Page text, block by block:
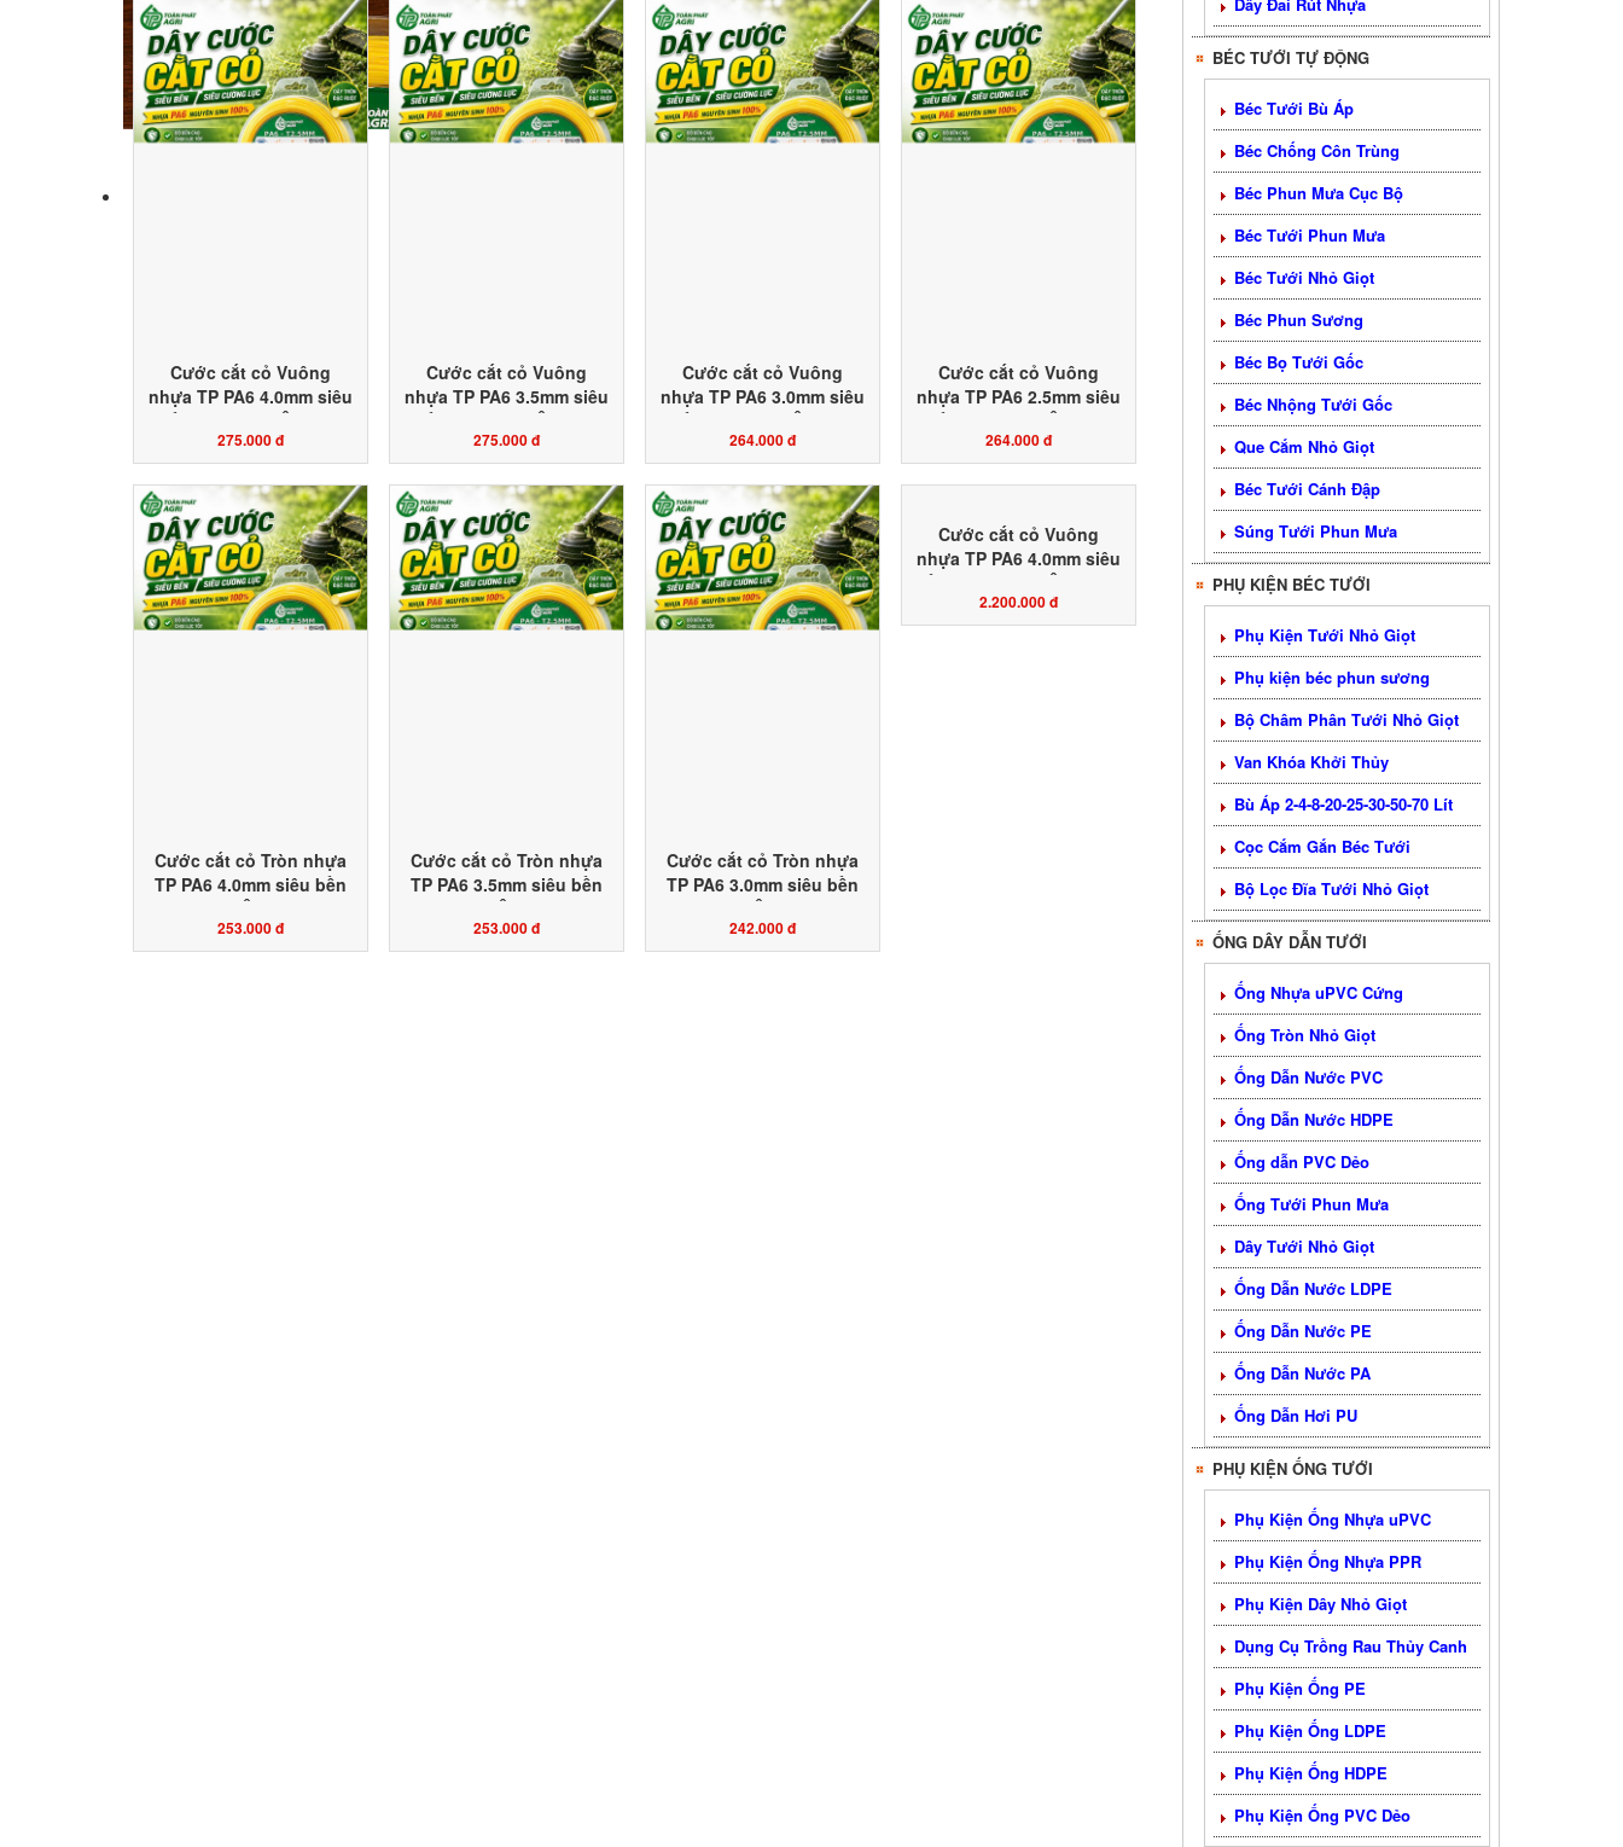
Cước cắt cỏ Vuông
nhựa TP PA6 4.0mm siêu
bền đặt ruột HỘP 1KG
màu vàng chanh công ty
sản xuất Toàn Phát Agri
275.000 đ
Cước cắt cỏ Vuông
nhựa TP PA6 3.5mm siêu
bền đặt ruột HỘP 1KG
màu vàng chanh công ty
sản xuất Toàn Phát Agri
275.000 đ
Cước cắt cỏ Vuông
nhựa TP PA6 3.0mm siêu
bền đặt ruột HỘP 1KG
màu vàng chanh công ty
sản xuất Toàn Phát Agri
264.000 đ
Cước cắt cỏ Vuông
nhựa TP PA6 2.5mm siêu
bền đặt ruột HỘP 1KG
màu vàng chanh công ty
sản xuất Toàn Phát Agri
264.000 đ
Cước cắt cỏ Tròn nhựa
TP PA6 4.0mm siêu bền
đặt ruột HỘP 1KG màu
vàng chanh công ty sản
xuất Toàn Phát Agri
253.000 đ
Cước cắt cỏ Tròn nhựa
TP PA6 3.5mm siêu bền
đặt ruột HỘP 1KG màu
vàng chanh công ty sản
xuất Toàn Phát Agri
253.000 đ
Cước cắt cỏ Tròn nhựa
TP PA6 3.0mm siêu bền
đặt ruột HỘP 1KG màu
vàng chanh công ty sản
xuất Toàn Phát Agri
242.000 đ
Cước cắt cỏ Vuông
nhựa TP PA6 4.0mm siêu
bền đặt ruột CUỘN 500M
màu vàng chanh công ty
sản xuất Toàn Phát Agri
2.200.000 đ
BÉC TƯỚI TỰ ĐỘNG
Béc Tưới Bù Áp
Béc Chống Côn Trùng
Béc Phun Mưa Cục Bộ
Béc Tưới Phun Mưa
Béc Tưới Nhỏ Giọt
Béc Phun Sương
Béc Bọ Tưới Gốc
Béc Nhộng Tưới Gốc
Que Cắm Nhỏ Giọt
Béc Tưới Cánh Đập
Súng Tưới Phun Mưa
PHỤ KIỆN BÉC TƯỚI
Phụ Kiện Tưới Nhỏ Giọt
Phụ kiện béc phun sương
Bộ Châm Phân Tưới Nhỏ Giọt
Van Khóa Khởi Thủy
Bù Áp 2-4-8-20-25-30-50-70 Lít
Cọc Cắm Gắn Béc Tưới
Bộ Lọc Đĩa Tưới Nhỏ Giọt
ỐNG DÂY DẪN TƯỚI
Ống Nhựa uPVC Cứng
Ống Tròn Nhỏ Giọt
Ống Dẫn Nước PVC
Ống Dẫn Nước HDPE
Ống dẫn PVC Dẻo
Ống Tưới Phun Mưa
Dây Tưới Nhỏ Giọt
Ống Dẫn Nước LDPE
Ống Dẫn Nước PE
Ống Dẫn Nước PA
Ống Dẫn Hơi PU
PHỤ KIỆN ỐNG TƯỚI
Phụ Kiện Ống Nhựa uPVC
Phụ Kiện Ống Nhựa PPR
Phụ Kiện Dây Nhỏ Giọt
Dụng Cụ Trồng Rau Thủy Canh
Phụ Kiện Ống PE
Phụ Kiện Ống LDPE
Phụ Kiện Ống HDPE
Phụ Kiện Ống PVC Dẻo